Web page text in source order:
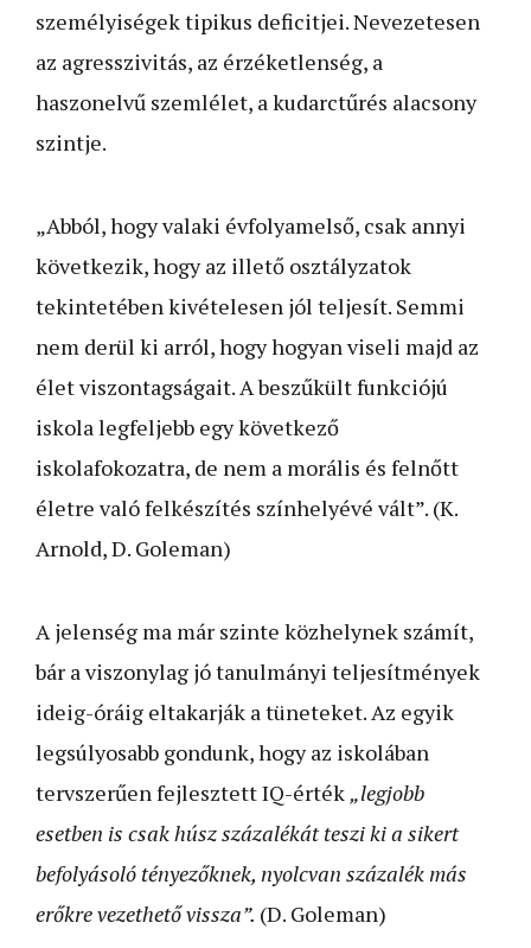
személyiségek tipikus deficitjei. Nevezetesen
az agresszivitás, az érzéketlenség, a
haszonelvű szemlélet, a kudarctűrés alacsony
szintje.
„Abból, hogy valaki évfolyamelső, csak annyi
következik, hogy az illető osztályzatok
tekintetében kivételesen jól teljesít. Semmi
nem derül ki arról, hogy hogyan viseli majd az
élet viszontagságait. A beszűkült funkciójú
iskola legfeljebb egy következő
iskolafokozatra, de nem a morális és felnőtt
életre való felkészítés színhelyévé vált”. (K.
Arnold, D. Goleman)
A jelenség ma már szinte közhelynek számít,
bár a viszonylag jó tanulmányi teljesítmények
ideig-óráig eltakarják a tüneteket. Az egyik
legsúlyosabb gondunk, hogy az iskolában
tervszerűen fejlesztett IQ-érték„legjobb
esetben is csak húsz százalékát teszi ki a sikert
befolyásoló tényezőknek, nyolcvan százalék más
erőkre vezethető vissza”. (D. Goleman)